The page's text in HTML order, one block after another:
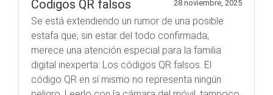
Codigos QR falsos 28 noviembre, 2025
Se está extendiendo un rumor de una posible
estafa que, sin estar del todo confirmada,
merece una atención especial para la familia
digital inexperta: Los códigos QR falsos. El
código QR en sí mismo no representa ningún